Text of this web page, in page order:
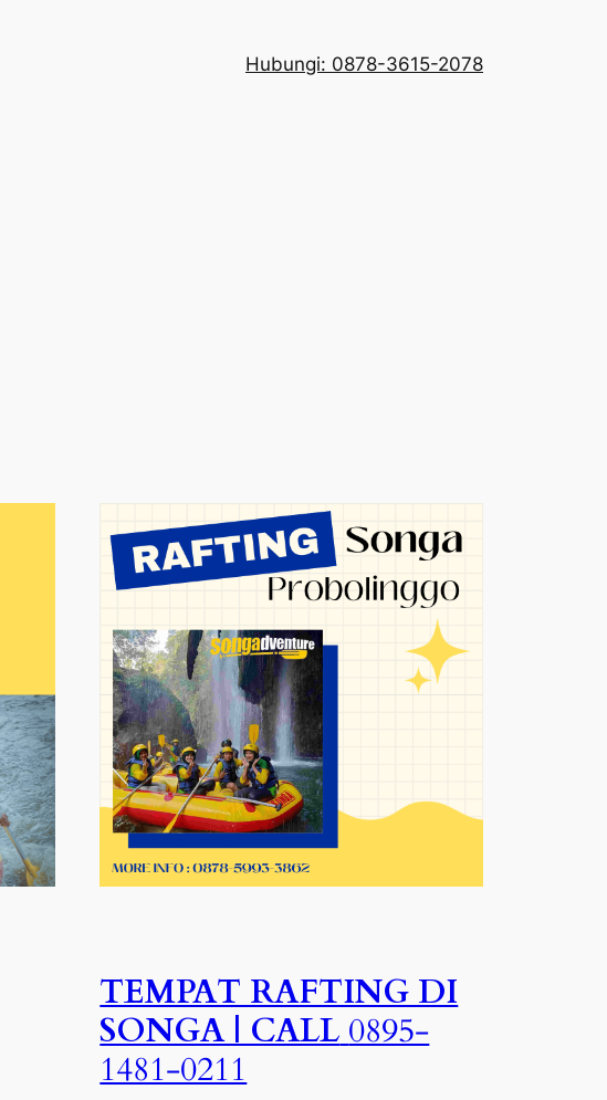
Hubungi: 0878-3615-2078
TEMPAT RAFTING DI
SONGA | CALL 0895-
1481-0211